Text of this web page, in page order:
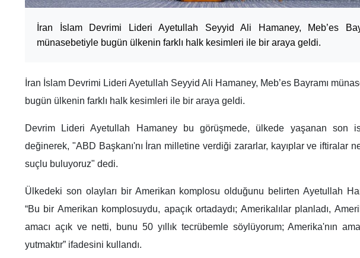
İran İslam Devrimi Lideri Ayetullah Seyyid Ali Hamaney, Meb’es
münasebetiyle bugün ülkenin farklı halk kesimleri ile bir araya geldi.
İran İslam Devrimi Lideri Ayetullah Seyyid Ali Hamaney, Meb’es Bayramı
bugün ülkenin farklı halk kesimleri ile bir araya geldi.
Devrim Lideri Ayetullah Hamaney bu görüşmede, ülkede yaşanan son
değinerek, "ABD Başkanı'nı İran milletine verdiği zararlar, kayıplar ve iftiralar
suçlu buluyoruz" dedi.
Ülkedeki son olayları bir Amerikan komplosu olduğunu belirten Ayetullah
“Bu bir Amerikan komplosuydu, apaçık ortadaydı; Amerikalılar planladı,
amacı açık ve netti, bunu 50 yıllık tecrübemle söylüyorum; Amerika'nın
yutmaktır” ifadesini kullandı.